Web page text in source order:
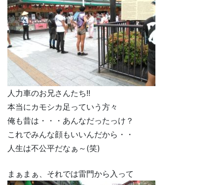
人力車のお兄さんたち!!
本当にカモシカ足っていう方々
俺も昔は・・・あんなだったっけ？
これでみんな顔もいいんだから・・
人生は不公平だなぁ～(笑)
まぁまぁ、それでは雷門から入って